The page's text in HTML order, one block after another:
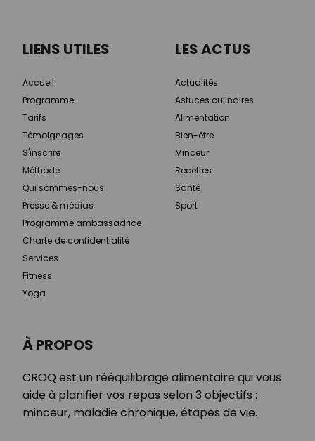
À PROPOS
CROQ est un rééquilibrage alimentaire qui vous
aide à planifier vos repas selon 3 objectifs :
minceur, maladie chronique, étapes de vie.
LIENS UTILES
Accueil
Programme
Tarifs
Témoignages
S'inscrire
Méthode
Qui sommes-nous
Presse & médias
Programme ambassadrice
Charte de confidentialité
Services
Fitness
Yoga
LES ACTUS
Actualités
Astuces culinaires
Alimentation
Bien-être
Minceur
Recettes
Santé
Sport